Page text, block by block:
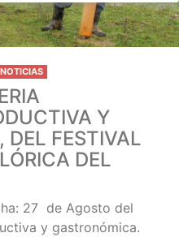
NOTICIAS
Y
DEL FESTIVAL
DEL
27 de Agosto del
y gastronómica.